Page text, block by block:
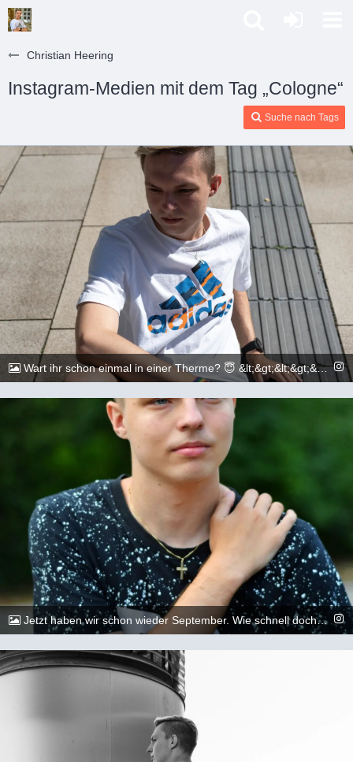
Christian Heering
Instagram-Medien mit dem Tag „Cologne“
Suche nach Tags
Wart ihr schon einmal in einer Therme? 😇 &lt;&gt;&lt;&gt;&lt;&gt;&lt;&gt;&lt;&gt;&lt;&gt;&lt;&gt;&lt;&gt;&lt;&gt;&lt;&gt; 📷: @dylan.maikel &lt;&gt;&lt;&gt;&lt;&gt;&lt;&gt;&lt;&gt;&lt;&gt;&lt;&gt;&lt;&gt;&lt;&gt;&lt;&gt; #gay #lgbtq #Köln #Cologne #german #berlin #boy #marburg #gaylove #eisenach #Kassel #Düsseldorf #Duesseldorf #shooting #summer #summertime #travel #sun #pride #loveislove #gayboy
@_chr2s_ 4. September 2022
Jetzt haben wir schon wieder September. Wie schnell doch die Zeit vergeht. 🙈😇Genießt also das restliche Jahr.🏳️‍🌈 &lt;&gt;&lt;&gt;&lt;&gt;&lt;&gt;&lt;&gt;&lt;&gt;&lt;&gt;&lt;&gt;&lt;&gt;&lt;&gt; 📷: @artdescription_photography &lt;&gt;&lt;&gt;&lt;&gt;&lt;&gt;&lt;&gt;&lt;&gt;&lt;&gt;&lt;&gt;&lt;&gt;&lt;&gt; #gay #lgbtq #Köln #Cologne #german #berlin #boy #marburg #gaylove #eisenach #Kassel #Düsseldorf #Duesseldorf #shooting #summer #summertime #travel #sun #pride #loveislove #gayboy
@_chr2s_ 1. September 2022